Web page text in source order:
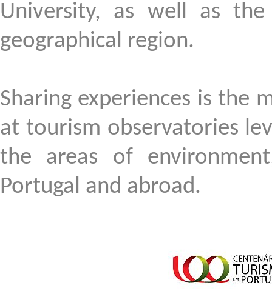
University,
as well as the
geographical region.
Sharing experiences is the
at tourism observatories
the areas of
Portugal and abroad.